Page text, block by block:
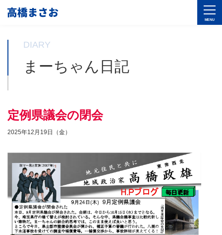
DIARY
まーちゃん日記
定例県議会の閉会
2025年12月19日（金）